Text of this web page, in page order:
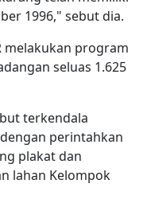
1996," sebut dia.
melakukan program
seluas 1.625
terkendala
dengan perintahkan
plakat dan
lahan Kelompok